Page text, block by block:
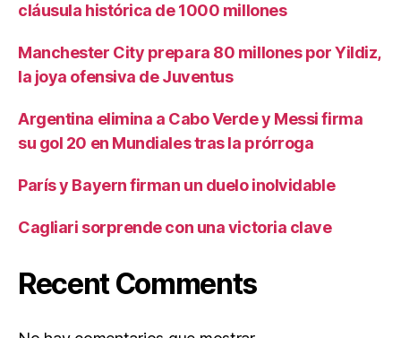
cláusula histórica de 1000 millones
Manchester City prepara 80 millones por Yildiz,
la joya ofensiva de Juventus
Argentina elimina a Cabo Verde y Messi firma
su gol 20 en Mundiales tras la prórroga
París y Bayern firman un duelo inolvidable
Cagliari sorprende con una victoria clave
Recent Comments